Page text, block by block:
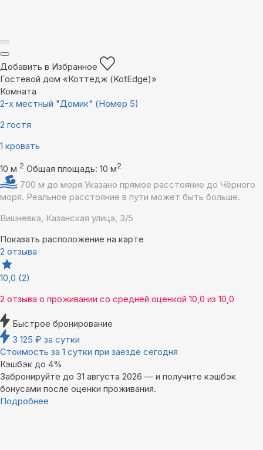
Добавить в Избранное
Гостевой дом «Коттедж (KotEdge)»
Комната
2-х местный "Домик" (Номер 5)
2 гостя
1 кровать
10 м 2 Общая площадь: 10 м2
700 м до моря Указано прямое расстояние до Чёрного
моря. Реальное расстояние в пути может быть больше.
Вишневка, Казанская улица, 3/5
Показать расположение на карте
2 отзыва
10,0 (2)
2 отзыва о проживании со средней оценкой 10,0 из 10,0
Быстрое бронирование
3 125 ₽ за сутки
Стоимость за 1 сутки при заезде сегодня
Кэшбэк до 4%
Забронируйте до 31 августа 2026 — и получите кэшбэк
бонусами после оценки проживания.
Подробнее